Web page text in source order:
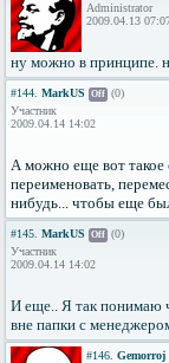
Administrator
2009.04.13
ну можно в принципе.
#144. MarkUS Off (0)
Участник
2009.04.14 14:02
А можно еще вот такое
переименовать,
нибудь... чтобы еще
#145. MarkUS Off (0)
Участник
2009.04.14 14:02
И еще.. Я так понимаю
вне папки с
#146. Gemorroj